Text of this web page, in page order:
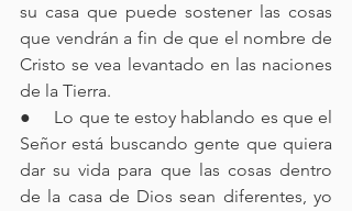
su casa que puede sostener las cosas
que vendrán a fin de que el nombre de
Cristo se vea levantado en las naciones
de la Tierra.
●     Lo que te estoy hablando es que el
Señor está buscando gente que quiera
dar su vida para que las cosas dentro
de la casa de Dios sean diferentes, yo